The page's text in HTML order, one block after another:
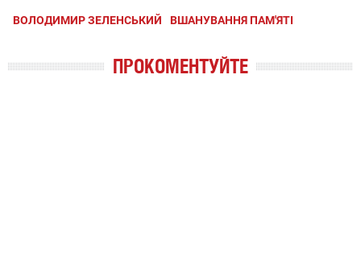
ВОЛОДИМИР ЗЕЛЕНСЬКИЙ ВШАНУВАННЯ ПАМ'ЯТІ
ПРОКОМЕНТУЙТЕ